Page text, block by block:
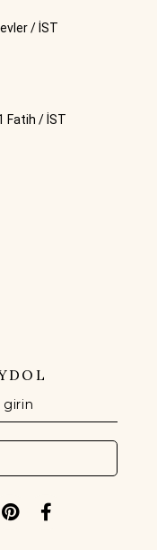
/ İST
Fatih / İST